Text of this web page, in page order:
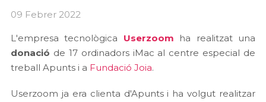
09 Febrer 2022
L'empresa tecnològica Userzoom ha realitzat una
donació de 17 ordinadors iMac al centre especial de
treball Apunts i a Fundació Joia.
Userzoom ja era clienta d'Apunts i ha volgut realitzar